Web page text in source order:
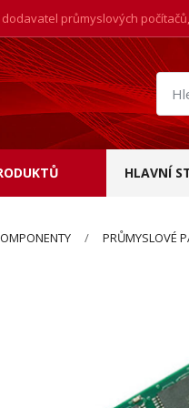
dodavatel průmyslových
HLAVNÍ
PRŮMYSLOVÉ